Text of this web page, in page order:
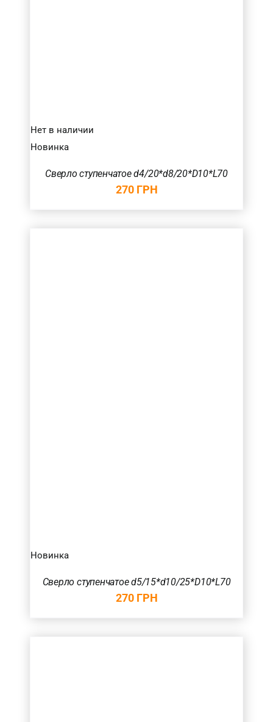
Нет в наличии
Новинка
Сверло ступенчатое d4/20*d8/20*D10*L70
270 ГРН
Новинка
Сверло ступенчатое d5/15*d10/25*D10*L70
270 ГРН